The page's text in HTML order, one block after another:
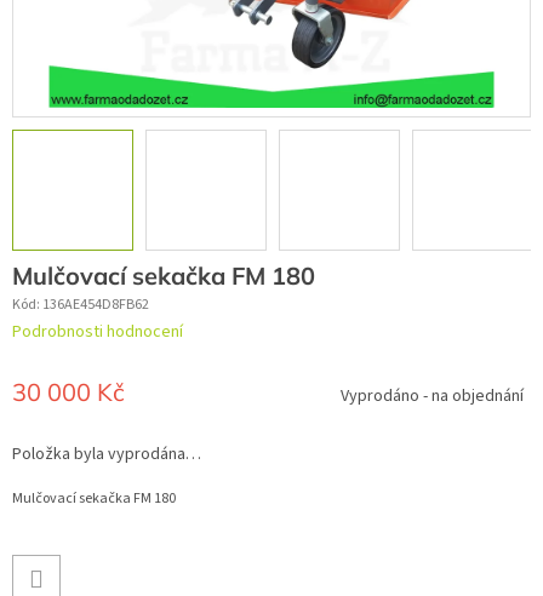
Mulčovací sekačka FM 180
Kód: 136AE454D8FB62
Průměrné
je
0,0
5
hvězdiček.
Podrobnosti hodnocení
30 000 Kč
cena:
Vyprodáno - na objednání
Položka byla vyprodána…
Mulčovací sekačka FM 180